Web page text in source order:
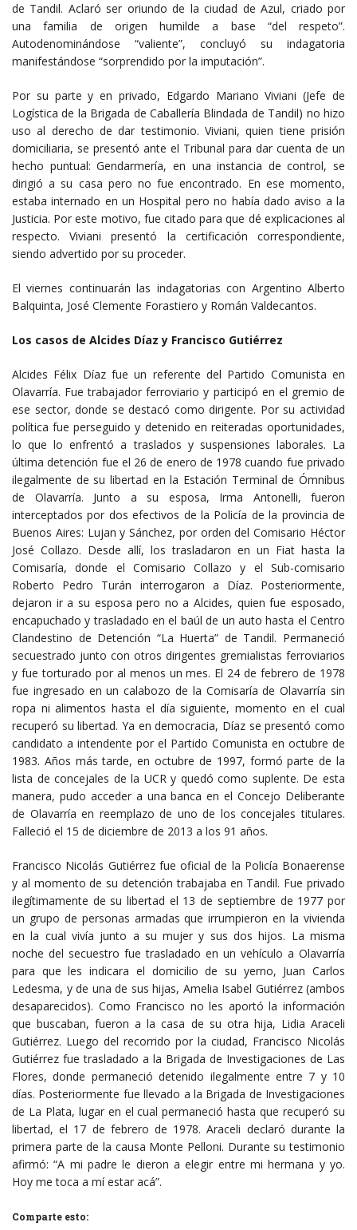
de Tandil. Aclaró ser oriundo de la ciudad de Azul, criado por
una familia de origen humilde a base “del respeto”.
Autodenominándose “valiente”, concluyó su indagatoria
manifestándose “sorprendido por la imputación”.
Por su parte y en privado, Edgardo Mariano Viviani (Jefe de
Logística de la Brigada de Caballería Blindada de Tandil) no hizo
uso al derecho de dar testimonio. Viviani, quien tiene prisión
domiciliaria, se presentó ante el Tribunal para dar cuenta de un
hecho puntual: Gendarmería, en una instancia de control, se
dirigió a su casa pero no fue encontrado. En ese momento,
estaba internado en un Hospital pero no había dado aviso a la
Justicia. Por este motivo, fue citado para que dé explicaciones al
respecto. Viviani presentó la certificación correspondiente,
siendo advertido por su proceder.
El viernes continuarán las indagatorias con Argentino Alberto
Balquinta, José Clemente Forastiero y Román Valdecantos.
Los casos de Alcides Díaz y Francisco Gutiérrez
Alcides Félix Díaz fue un referente del Partido Comunista en
Olavarría. Fue trabajador ferroviario y participó en el gremio de
ese sector, donde se destacó como dirigente. Por su actividad
política fue perseguido y detenido en reiteradas oportunidades,
lo que lo enfrentó a traslados y suspensiones laborales. La
última detención fue el 26 de enero de 1978 cuando fue privado
ilegalmente de su libertad en la Estación Terminal de Ómnibus
de Olavarría. Junto a su esposa, Irma Antonelli, fueron
interceptados por dos efectivos de la Policía de la provincia de
Buenos Aires: Lujan y Sánchez, por orden del Comisario Héctor
José Collazo. Desde allí, los trasladaron en un Fiat hasta la
Comisaría, donde el Comisario Collazo y el Sub-comisario
Roberto Pedro Turán interrogaron a Díaz. Posteriormente,
dejaron ir a su esposa pero no a Alcides, quien fue esposado,
encapuchado y trasladado en el baúl de un auto hasta el Centro
Clandestino de Detención “La Huerta” de Tandil. Permaneció
secuestrado junto con otros dirigentes gremialistas ferroviarios
y fue torturado por al menos un mes. El 24 de febrero de 1978
fue ingresado en un calabozo de la Comisaría de Olavarría sin
ropa ni alimentos hasta el día siguiente, momento en el cual
recuperó su libertad. Ya en democracia, Díaz se presentó como
candidato a intendente por el Partido Comunista en octubre de
1983. Años más tarde, en octubre de 1997, formó parte de la
lista de concejales de la UCR y quedó como suplente. De esta
manera, pudo acceder a una banca en el Concejo Deliberante
de Olavarría en reemplazo de uno de los concejales titulares.
Falleció el 15 de diciembre de 2013 a los 91 años.
Francisco Nicolás Gutiérrez fue oficial de la Policía Bonaerense
y al momento de su detención trabajaba en Tandil. Fue privado
ilegítimamente de su libertad el 13 de septiembre de 1977 por
un grupo de personas armadas que irrumpieron en la vivienda
en la cual vivía junto a su mujer y sus dos hijos. La misma
noche del secuestro fue trasladado en un vehículo a Olavarría
para que les indicara el domicilio de su yerno, Juan Carlos
Ledesma, y de una de sus hijas, Amelia Isabel Gutiérrez (ambos
desaparecidos). Como Francisco no les aportó la información
que buscaban, fueron a la casa de su otra hija, Lidia Araceli
Gutiérrez. Luego del recorrido por la ciudad, Francisco Nicolás
Gutiérrez fue trasladado a la Brigada de Investigaciones de Las
Flores, donde permaneció detenido ilegalmente entre 7 y 10
días. Posteriormente fue llevado a la Brigada de Investigaciones
de La Plata, lugar en el cual permaneció hasta que recuperó su
libertad, el 17 de febrero de 1978. Araceli declaró durante la
primera parte de la causa Monte Pelloni. Durante su testimonio
afirmó: “A mi padre le dieron a elegir entre mi hermana y yo.
Hoy me toca a mí estar acá”.
Comparte esto: